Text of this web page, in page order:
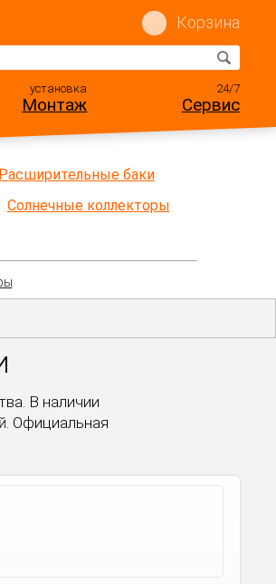
Корзина
установка
Монтаж
24/7
Сервис
Расширительные баки
Солнечные коллекторы
В наличии
Официальная